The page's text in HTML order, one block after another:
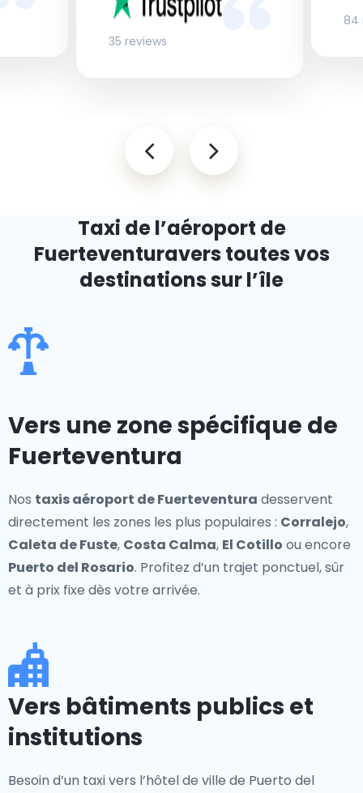
35 reviews
84
Taxi de l’aéroport de
Fuerteventuravers toutes vos
destinations sur l’île
Vers une zone spécifique de
Fuerteventura
Nos taxis aéroport de Fuerteventura desservent
directement les zones les plus populaires : Corralejo,
Caleta de Fuste, Costa Calma, El Cotillo ou encore
Puerto del Rosario. Profitez d’un trajet ponctuel, sûr
et à prix fixe dès votre arrivée.
Vers bâtiments publics et
institutions
Besoin d’un taxi vers l’hôtel de ville de Puerto del